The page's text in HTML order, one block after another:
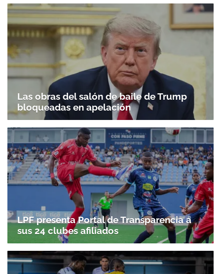
Las obras del salón de baile de Trump
bloqueadas en apelación
LPF presenta Portal de Transparencia a
sus 24 clubes afiliados